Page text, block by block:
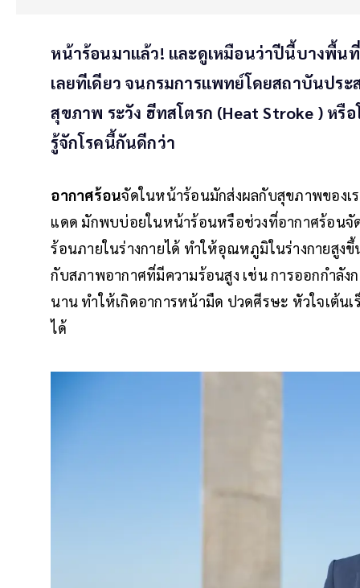
หน้าร้อนมาแล้ว! และดูเหมือนว่าปีนี้บางพื้น
เลยทีเดียว จนกรมการแพทย์โดยสถาบันปร
สุขภาพ ระวัง ฮีทสโตรก (Heat Stroke ) หรื
รู้จักโรคนี้กันดีกว่า
อากาศร้อนจัดในหน้าร้อนมักส่งผลกับสุขภาพของเ
แดด มักพบบ่อยในหน้าร้อนหรือช่วงที่อากาศร้อนจั
ร้อนภายในร่างกายได้ ทำให้อุณหภูมิในร่างกายสูง
กับสภาพอากาศที่มีความร้อนสูง เช่น การออกกำลัง
นาน ทำให้เกิดอาการหน้ามืด ปวดศีรษะ หัวใจเต้น
ได้